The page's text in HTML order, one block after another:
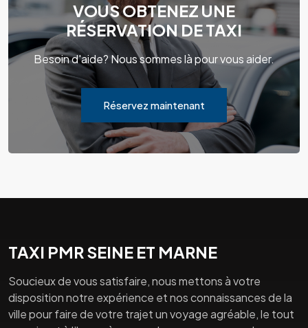
VOUS OBTENEZ UNE
RÉSERVATION DE TAXI
Besoin d'aide? Nous sommes là pour vous aider.
Réservez maintenant
TAXI PMR SEINE ET MARNE
Soucieux de vous satisfaire, nous mettons à votre
disposition notre expérience et nos connaissances de la
ville pour faire de votre trajet un voyage agréable, le tout